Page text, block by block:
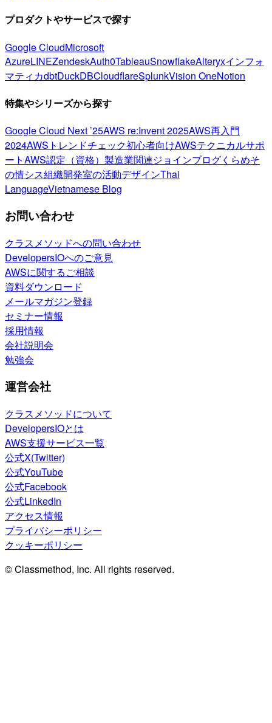
プロダクトやサービスで探す
Google CloudMicrosoft
AzureLINEZendeskAuth0TableauSnowflakeAlteryxインフォ
マティカdbtDuckDBCloudflareSplunkVision OneNotion
特集やシリーズから探す
Google Cloud Next ’25AWS re:Invent 2025AWS再入門
2024AWSトレンドチェック初心者向けAWSテクニカルサポ
ートAWS認定（資格） 製造業関連ジョインブログくらめそ
の情シス組織開発室の活動デザインThai
LanguageVietnamese Blog
お問い合わせ
クラスメソッドへの問い合わせ
DevelopersIOへのご意見
AWSに関するご相談
資料ダウンロード
メールマガジン登録
セミナー情報
採用情報
会社説明会
勉強会
運営会社
クラスメソッドについて
DevelopersIOとは
AWS支援サービス一覧
公式X(Twitter)
公式YouTube
公式Facebook
公式LinkedIn
アクセス情報
プライバシーポリシー
クッキーポリシー
© Classmethod, Inc. All rights reserved.